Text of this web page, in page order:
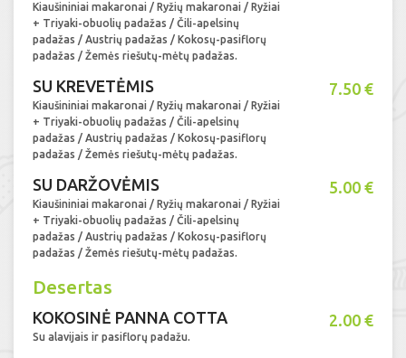
Kiaušininiai makaronai / Ryžių makaronai / Ryžiai
+ Triyaki-obuolių padažas / Čili-apelsinų
padažas / Austrių padažas / Kokosų-pasiflorų
padažas / Žemės riešutų-mėtų padažas.
SU KREVETĖMIS
Kiaušininiai makaronai / Ryžių makaronai / Ryžiai
+ Triyaki-obuolių padažas / Čili-apelsinų
padažas / Austrių padažas / Kokosų-pasiflorų
padažas / Žemės riešutų-mėtų padažas.
7.50 €
SU DARŽOVĖMIS
Kiaušininiai makaronai / Ryžių makaronai / Ryžiai
+ Triyaki-obuolių padažas / Čili-apelsinų
padažas / Austrių padažas / Kokosų-pasiflorų
padažas / Žemės riešutų-mėtų padažas.
5.00 €
Desertas
KOKOSINĖ PANNA COTTA
Su alavijais ir pasiflorų padažu.
2.00 €